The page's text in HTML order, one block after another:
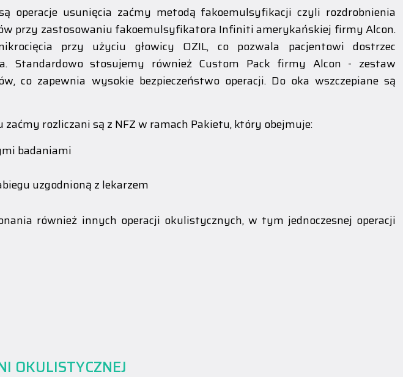
operacje usunięcia zaćmy metodą fakoemulsyfikacji czyli rozdrobnienia
przy zastosowaniu fakoemulsyfikatora Infiniti amerykańskiej firmy Alcon.
przy użyciu głowicy OZIL, co pozwala pacjentowi dostrzec
Standardowo stosujemy również Custom Pack firmy Alcon - zestaw
co zapewnia wysokie bezpieczeństwo operacji. Do oka wszczepiane są
zaćmy rozliczani są z NFZ w ramach Pakietu, który obejmuje:
badaniami
uzgodnioną z lekarzem
również innych operacji okulistycznych, w tym jednoczesnej operacji
OKULISTYCZNEJ